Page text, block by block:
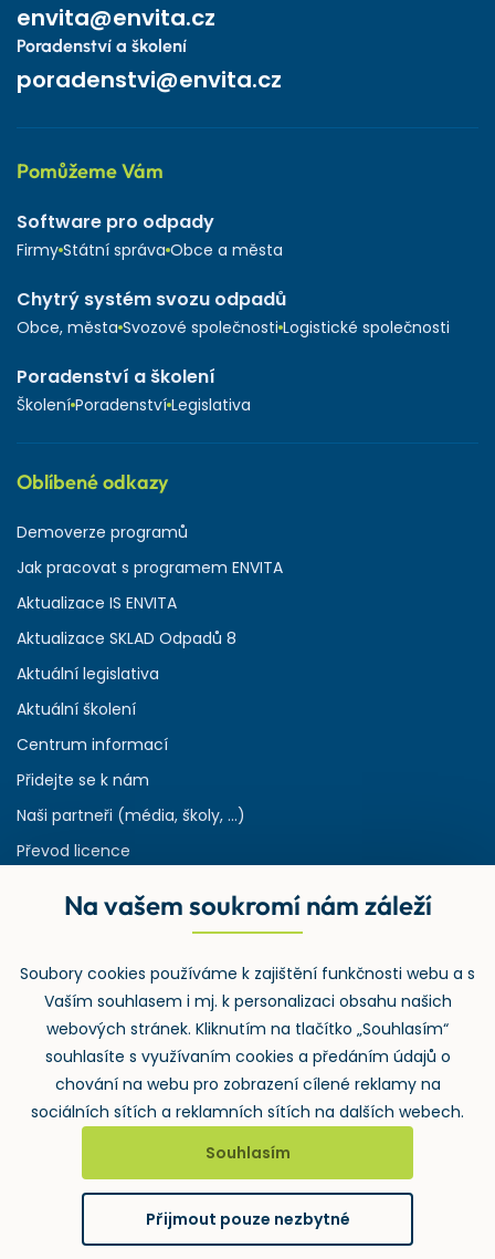
envita@envita.cz
Poradenství a školení
poradenstvi@envita.cz
Pomůžeme Vám
Software pro odpady
Firmy Státní správa Obce a města
Chytrý systém svozu odpadů
Obce, města Svozové společnosti Logistické společnosti
Poradenství a školení
Školení Poradenství Legislativa
Oblíbené odkazy
Demoverze programů
Jak pracovat s programem ENVITA
Aktualizace IS ENVITA
Aktualizace SKLAD Odpadů 8
Aktuální legislativa
Aktuální školení
Centrum informací
Přidejte se k nám
Naši partneři (média, školy, ...)
Převod licence
Rejstřík používaných zkratek v odpadech
Zpětný odběr
Wolters Kluwer ČR, a.s., U nákladového nádraží 3265/10,
130 00 Praha 3 – Strašnice
GDPR
Cookies Notifikace
Na vašem soukromí nám záleží
Soubory cookies používáme k zajištění funkčnosti webu a s
Vaším souhlasem i mj. k personalizaci obsahu našich
webových stránek. Kliknutím na tlačítko „Souhlasím“
souhlasíte s využívaním cookies a předáním údajů o
chování na webu pro zobrazení cílené reklamy na
sociálních sítích a reklamních sítích na dalších webech.
Souhlasím
Přijmout pouze nezbytné